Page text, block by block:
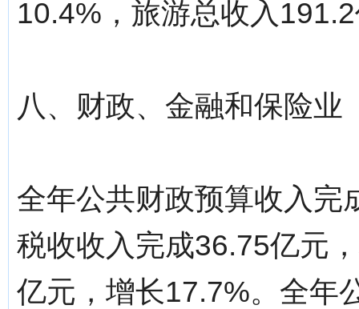
10.4%，旅游总收入
八、财政、金融和保险业
全年公共财政预算收入完
税收收入完成36.75亿元
亿元，增长17.7%。全年